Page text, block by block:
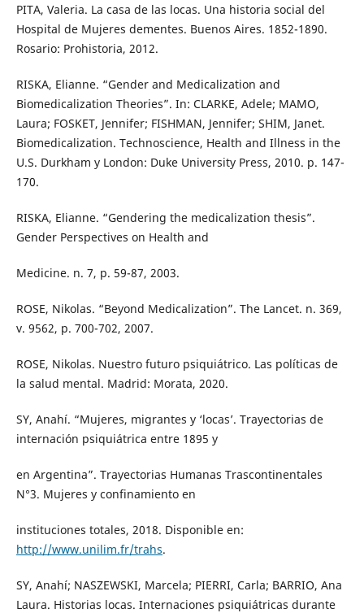
PITA, Valeria. La casa de las locas. Una historia social del
Hospital de Mujeres dementes. Buenos Aires. 1852-1890.
Rosario: Prohistoria, 2012.
RISKA, Elianne. “Gender and Medicalization and
Biomedicalization Theories”. In: CLARKE, Adele; MAMO,
Laura; FOSKET, Jennifer; FISHMAN, Jennifer; SHIM, Janet.
Biomedicalization. Technoscience, Health and Illness in the
U.S. Durkham y London: Duke University Press, 2010. p. 147-
170.
RISKA, Elianne. “Gendering the medicalization thesis”.
Gender Perspectives on Health and
Medicine. n. 7, p. 59-87, 2003.
ROSE, Nikolas. “Beyond Medicalization”. The Lancet. n. 369,
v. 9562, p. 700-702, 2007.
ROSE, Nikolas. Nuestro futuro psiquiátrico. Las políticas de
la salud mental. Madrid: Morata, 2020.
SY, Anahí. “Mujeres, migrantes y ‘locas’. Trayectorias de
internación psiquiátrica entre 1895 y
en Argentina”. Trayectorias Humanas Trascontinentales
N°3. Mujeres y confinamiento en
instituciones totales, 2018. Disponible en:
http://www.unilim.fr/trahs.
SY, Anahí; NASZEWSKI, Marcela; PIERRI, Carla; BARRIO, Ana
Laura. Historias locas. Internaciones psiquiátricas durante